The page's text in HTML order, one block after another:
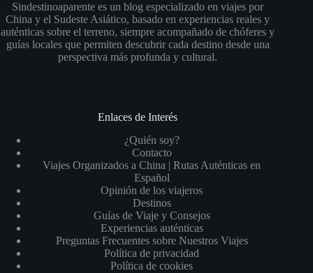
Sindestinoaparente es un blog especializado en viajes por
China y el Sudeste Asiático, basado en experiencias reales y
auténticas sobre el terreno, siempre acompañado de chóferes y
guías locales que permiten descubrir cada destino desde una
perspectiva más profunda y cultural.
Enlaces de Interés
¿Quién soy?
Contacto
Viajes Organizados a China | Rutas Auténticas en
Español
Opinión de los viajeros
Destinos
Guías de Viaje y Consejos
Experiencias auténticas
Preguntas Frecuentes sobre Nuestros Viajes
Política de privacidad
Política de cookies